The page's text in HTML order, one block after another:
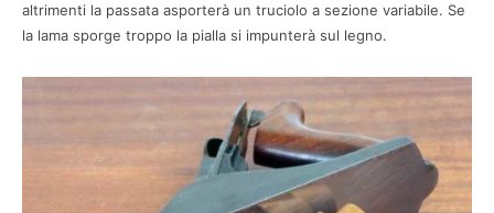
altrimenti la passata asporterà un truciolo a sezione variabile. Se
la lama sporge troppo la pialla si impunterà sul legno.